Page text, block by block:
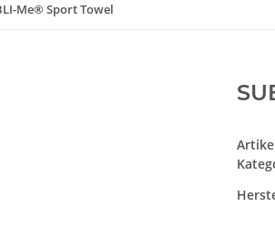
Me® Sport Towel